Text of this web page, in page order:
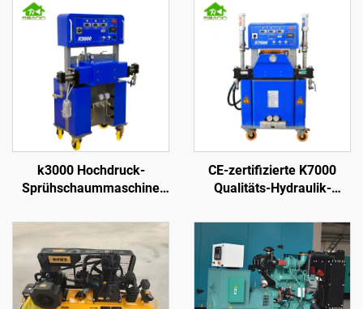
k3000 Hochdruck-
Sprühschaummaschine
Wanddämmung und
CE-zertifizierte K7000
Qualitäts-Hydraulik-
Polyurethan- und
Polyharnstoff-Schaum-
Beschichtung